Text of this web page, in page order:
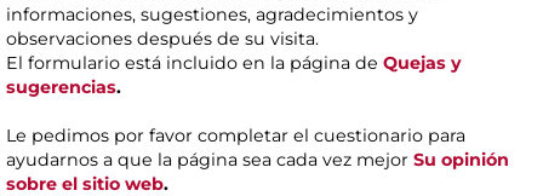
informaciones, sugestiones, agradecimientos y
observaciones después de su visita.
El formulario está incluido en la página de Quejas y
sugerencias.
Le pedimos por favor completar el cuestionario para
ayudarnos a que la página sea cada vez mejor Su opinión
sobre el sitio web.